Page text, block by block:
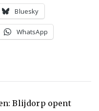
Bluesky
WhatsApp